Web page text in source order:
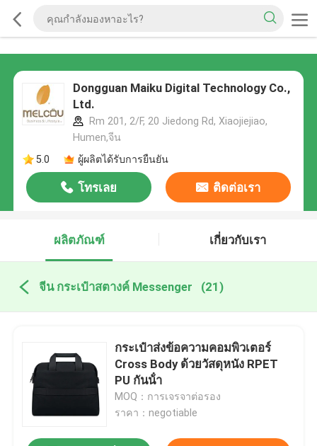
Dongguan Maiku Digital Technology Co.,
Ltd.
Rm 201, 2/F, 20 Jiedong Rd, Xiaojiejiao,
Humen,จีน
5.0
ผู้ผลิตได้รับการยืนยัน
โทรเลย ติดต่อเรา
ผลิตภัณฑ์ เกี่ยวกับเรา
จีน กระเป๋าสตางค์ Messenger (21)
กระเป๋าส่งข้อความคอมพิวเตอร์
Cross Body ด้วยวัสดุหนัง RPET
PU กันน้ํา
MOQ：การเจรจาต่อรอง
ราคา：negotiable